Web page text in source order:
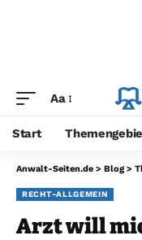
Aa
Start
Anwalt-Seiten.de > Blog >
RECHT-ALLGEMEIN
Arzt will